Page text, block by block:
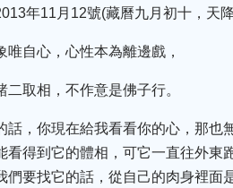
年11月12號(藏曆九月初十，天
唯自心，心性本為離邊戲，
二取相，不作意是佛子行。
話，你現在給我看看你的心，那
看得到它的體相，可它一直往外
們要找它的話，從自己的肉身裡面